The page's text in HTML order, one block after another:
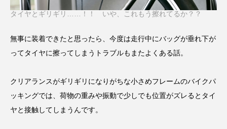
タイヤとギリギリ……！！ いや、これもう擦れてるか？？
無事に装着できたと思ったら、今度は走行中にバッグが垂れ下が
ってタイヤに擦ってしまうトラブルもまたよくある話。
クリアランスがギリギリになりがちな小さめフレームのバイクパ
ッキングでは、荷物の重みや振動で少しでも位置がズレるとタイ
ヤと接触してしまうんです。